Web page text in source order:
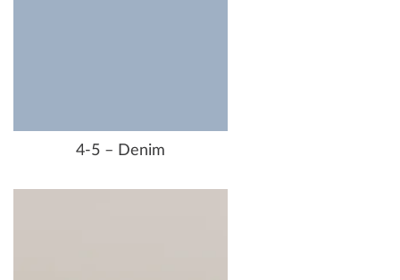
4-5 – Denim